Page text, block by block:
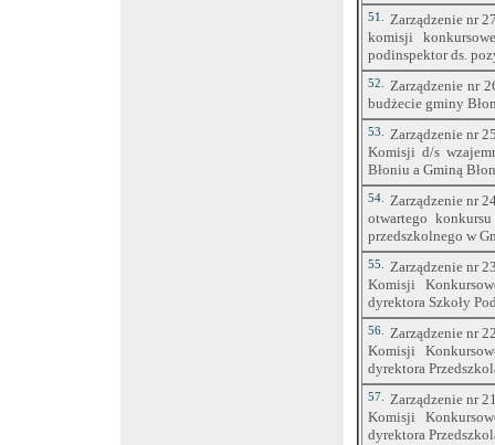
51.
Zarządzenie nr
komisji
podinspektor ds.
52.
Zarządzenie nr
budżecie gminy
53.
Zarządzenie nr
Komisji d/s
Błoniu a Gminą
54.
Zarządzenie nr
otwartego
przedszkolnego w
55.
Zarządzenie nr
Komisji
dyrektora Szkoły
56.
Zarządzenie nr
Komisji
dyrektora
57.
Zarządzenie nr
Komisji
dyrektora